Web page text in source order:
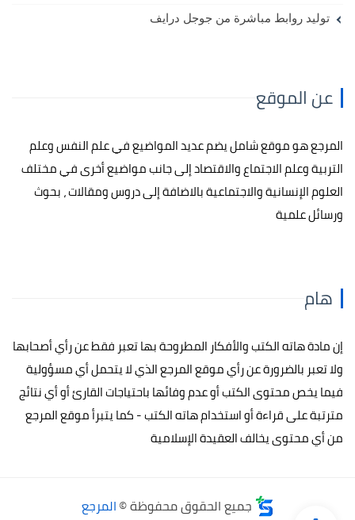
توليد روابط مباشرة من جوجل درايف
عن الموقع
المرجع هو موقع شامل يضم عديد المواضيع في علم النفس وعلم
التربية وعلم الاجتماع والاقتصاد إلى جانب مواضيع أخرى في مختلف
العلوم الإنسانية والاجتماعية بالاضافة إلى دروس ومقالات ، بحوث
ورسائل علمية
هام
إن مادة هاته الكتب والأفكار المطروحة بها تعبر فقط عن رأي أصحابها
ولا تعبر بالضرورة عن رأي موقع المرجع الذي لا يتحمل أي مسؤولية
فيما يخص محتوى الكتب أو عدم وفائها باحتياجات القارئ أو أي نتائج
مترتبة على قراءة أو استخدام هاته الكتب - كما يتبرأ موقع المرجع
من أي محتوى يخالف العقيدة الإسلامية
جميع الحقوق محفوظة ©المرجع